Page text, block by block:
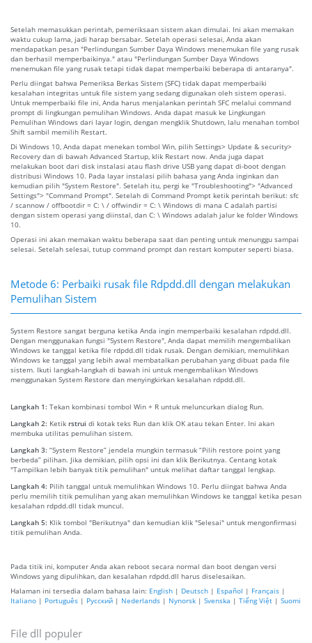
Setelah memasukkan perintah, pemeriksaan sistem akan dimulai. Ini akan memakan
waktu cukup lama, jadi harap bersabar. Setelah operasi selesai, Anda akan
mendapatkan pesan "Perlindungan Sumber Daya Windows menemukan file yang rusak
dan berhasil memperbaikinya." atau "Perlindungan Sumber Daya Windows
menemukan file yang rusak tetapi tidak dapat memperbaiki beberapa di antaranya".
Perlu diingat bahwa Pemeriksa Berkas Sistem (SFC) tidak dapat memperbaiki
kesalahan integritas untuk file sistem yang sedang digunakan oleh sistem operasi.
Untuk memperbaiki file ini, Anda harus menjalankan perintah SFC melalui command
prompt di lingkungan pemulihan Windows. Anda dapat masuk ke Lingkungan
Pemulihan Windows dari layar login, dengan mengklik Shutdown, lalu menahan tombol
Shift sambil memilih Restart.
Di Windows 10, Anda dapat menekan tombol Win, pilih Settings> Update & security>
Recovery dan di bawah Advanced Startup, klik Restart now. Anda juga dapat
melakukan boot dari disk instalasi atau flash drive USB yang dapat di-boot dengan
distribusi Windows 10. Pada layar instalasi pilih bahasa yang Anda inginkan dan
kemudian pilih "System Restore". Setelah itu, pergi ke "Troubleshooting"> "Advanced
Settings"> "Command Prompt". Setelah di Command Prompt ketik perintah berikut: sfc
/ scannow / offbootdir = C: \ / offwindir = C: \ Windows di mana C adalah partisi
dengan sistem operasi yang diinstal, dan C: \ Windows adalah jalur ke folder Windows
10.
Operasi ini akan memakan waktu beberapa saat dan penting untuk menunggu sampai
selesai. Setelah selesai, tutup command prompt dan restart komputer seperti biasa.
Metode 6: Perbaiki rusak file Rdpdd.dll dengan melakukan
Pemulihan Sistem
System Restore sangat berguna ketika Anda ingin memperbaiki kesalahan rdpdd.dll.
Dengan menggunakan fungsi "System Restore", Anda dapat memilih mengembalikan
Windows ke tanggal ketika file rdpdd.dll tidak rusak. Dengan demikian, memulihkan
Windows ke tanggal yang lebih awal membatalkan perubahan yang dibuat pada file
sistem. Ikuti langkah-langkah di bawah ini untuk mengembalikan Windows
menggunakan System Restore dan menyingkirkan kesalahan rdpdd.dll.
Langkah 1: Tekan kombinasi tombol Win + R untuk meluncurkan dialog Run.
Langkah 2: Ketik rstrui di kotak teks Run dan klik OK atau tekan Enter. Ini akan
membuka utilitas pemulihan sistem.
Langkah 3: “System Restore” jendela mungkin termasuk “Pilih restore point yang
berbeda” pilihan. Jika demikian, pilih opsi ini dan klik Berikutnya. Centang kotak
"Tampilkan lebih banyak titik pemulihan" untuk melihat daftar tanggal lengkap.
Langkah 4: Pilih tanggal untuk memulihkan Windows 10. Perlu diingat bahwa Anda
perlu memilih titik pemulihan yang akan memulihkan Windows ke tanggal ketika pesan
kesalahan rdpdd.dll tidak muncul.
Langkah 5: Klik tombol "Berikutnya" dan kemudian klik "Selesai" untuk mengonfirmasi
titik pemulihan Anda.
Pada titik ini, komputer Anda akan reboot secara normal dan boot dengan versi
Windows yang dipulihkan, dan kesalahan rdpdd.dll harus diselesaikan.
Halaman ini tersedia dalam bahasa lain: English | Deutsch | Español | Français |
Italiano | Português | Русский | Nederlands | Nynorsk | Svenska | Tiếng Việt | Suomi
File dll populer